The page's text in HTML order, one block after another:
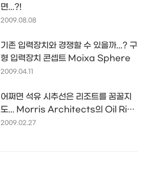
면...?!
2009.08.08
기존 입력장치와 경쟁할 수 있을까...? 구
형 입력장치 콘셉트 Moixa Sphere
2009.04.11
어쩌면 석유 시추선은 리조트를 꿈꿀지
도... Morris Architects의 Oil Rig
Resort
2009.02.27